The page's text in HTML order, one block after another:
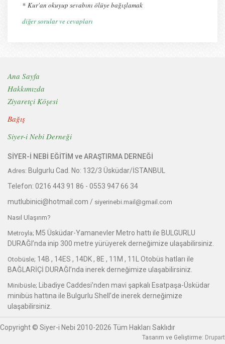
* Kur'an okuyup sevabını ölüye bağışlamak
diğer sorular ve cevapları
Ana Sayfa
Hakkımızda
Ziyaretçi Köşesi
Bağış
Siyer-i Nebi Derneği
SİYER-İ NEBİ EĞİTİM ve ARAŞTIRMA DERNEĞİ
Adres: Bulgurlu Cad. No: 132/3 Üsküdar/İSTANBUL
Telefon: 0216 443 91 86 - 0553 947 66 34
mutlubinici@hotmail.com / siyerinebi.mail@gmail.com
Nasıl Ulaşırım?
Metroyla; M5 Üsküdar-Yamanevler Metro hattı ile BULGURLU
DURAĞI’nda inip 300 metre yürüyerek derneğimize ulaşabilirsiniz.
Otobüsle; 14B , 14ES , 14DK , 8E , 11M , 11L Otobüs hatları ile
BAĞLARİÇİ DURAĞI’nda inerek derneğimize ulaşabilirsiniz.
Minibüsle;
Libadiye Caddesi’nden mavi şapkalı Esatpaşa-Üsküdar
minibüs hattına ile Bulgurlu Shell’de inerek derneğimize
ulaşabilirsiniz.
Copyright © Siyer-i Nebi 2010-2026 Tüm Hakları Saklıdır
Tasarım ve Geliştirme: Drupart